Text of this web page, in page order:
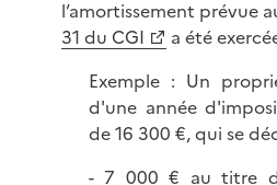
l’amortissement prévue
31 du CGI
a été
Exemple : Un
d'une année
de 16 300 €, qui se
- 7 000 € au titre